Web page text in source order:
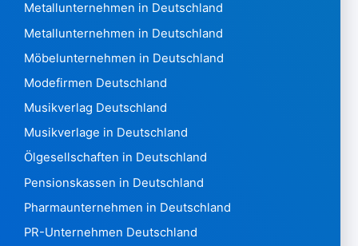
Malaysia19.637
Malediven848
Mali474
Malta 73088
Mauretanien228
Mauritius 14.383
Mexiko 400.439
Mikronesien240
Monaco7.962
Montenegro 31.673 Montserrat14
Metallunternehmen in Deutschland
Metallunternehmen in Deutschland
Möbelunternehmen in Deutschland
Modefirmen Deutschland
Musikverlag Deutschland
Musikverlage in Deutschland
Ölgesellschaften in Deutschland
Pensionskassen in Deutschland
Pharmaunternehmen in Deutschland
PR-Unternehmen Deutschland